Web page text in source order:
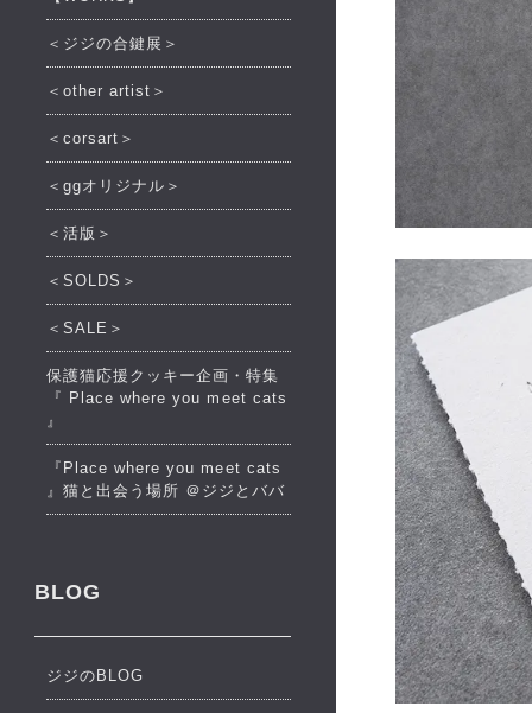
＜ジジの合鍵展＞
＜other artist＞
＜corsart＞
＜ggオリジナル＞
＜活版＞
＜SOLDS＞
＜SALE＞
保護猫応援クッキー企画・特集
『 Place where you meet cats
』
『Place where you meet cats
』猫と出会う場所 ＠ジジとババ
BLOG
ジジのBLOG